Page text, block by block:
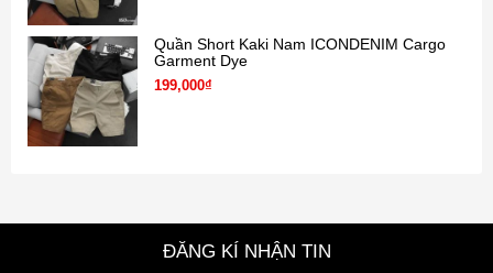
Quần Short Kaki Nam ICONDENIM Cargo
Garment Dye
199,000₫
ĐĂNG KÍ NHẬN TIN